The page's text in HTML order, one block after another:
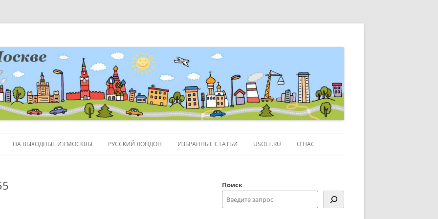
НА ВЫХОДНЫЕ ИЗ МОСКВЫ РУССКИЙ ЛОНДОН ИЗБРАННЫЕ СТАТЬИ
ПОЛЕЗНЫЕ ССЫЛКИ
ОБЪЕКТЫ НА КАРТЕ GOOGLE
USOLT.RU О НАС
Поиск